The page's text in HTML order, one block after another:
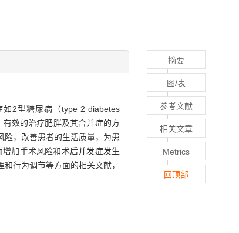
2型糖尿病（type 2 diabetes
效的治疗肥胖及其合并症的方
，改善患者的生活质量，为患
加手术风险和术后并发症发生
行为调节等方面的相关文献，
摘要
图/表
参考文献
相关文章
Metrics
回顶部